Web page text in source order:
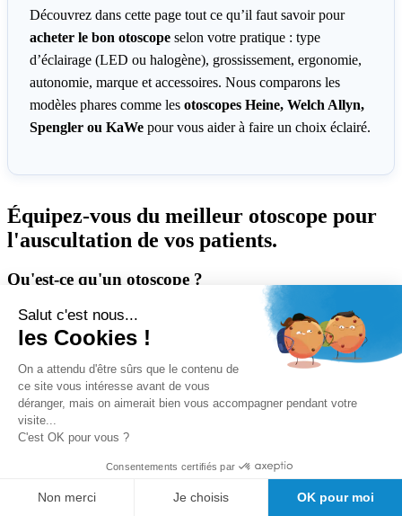
Découvrez dans cette page tout ce qu’il faut savoir pour
acheter le bon otoscope selon votre pratique : type
d’éclairage (LED ou halogène), grossissement, ergonomie,
autonomie, marque et accessoires. Nous comparons les
modèles phares comme les otoscopes Heine, Welch Allyn,
Spengler ou KaWe pour vous aider à faire un choix éclairé.
Équipez-vous du meilleur otoscope pour
l'auscultation de vos patients.
Qu'est-ce qu'un otoscope ?
otoscopeest un instrument médical ergonomique construit pour
être introduit dans le conduit auditif de l'oreille. Il permet l'inspection
de ce dernier et du tympan. Il se présente sous la forme d'un
manche, d'une tête munie d'un système d'éclairage, d'une lentille
grossissante et d'un spéculum jetable. Le système lumineux permet
l'exploration de l'oreille en profondeur à travers une lentille
grossissante. L'ampoule, quant à elle, joue un rôle important dans
appareil d'otoscopie
lumière et ainsi diagnostiquer des affections de l'oreille telles que
l'otite externe et l'otite moyenne aiguë.
Qu'est-ce que l'examen otoscopique ?
Salut c'est nous...
les Cookies !
On a attendu d'être sûrs que le contenu de
ce site vous intéresse avant de vous
déranger, mais on aimerait bien vous accompagner pendant votre
visite...
C'est OK pour vous ?
Consentements certifiés par
Non merci Je choisis OK pour moi